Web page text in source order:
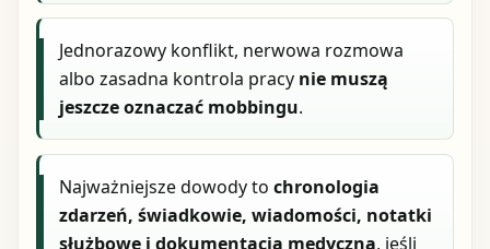
Jednorazowy konflikt, nerwowa rozmowa
albo zasadna kontrola pracy nie muszą
jeszcze oznaczać mobbingu.
Najważniejsze dowody tochronologia
zdarzeń, świadkowie, wiadomości, notatki
służbowe i dokumentacja medyczna, jeśli